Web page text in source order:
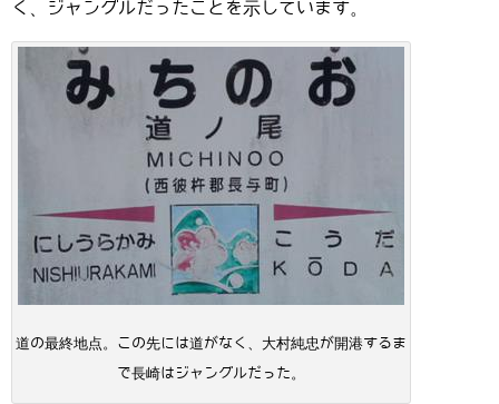
く、ジャングルだったことを示しています。
道の最終地点。この先には道がなく、大村純忠が開港するま
で長崎はジャングルだった。